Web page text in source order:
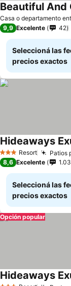
Casa o departamento
Beautiful And
9,9 Excelente 42
Seleccioná las
precios exactos
3 EstrellasResort Patios
Hideaways
8,6 Excelente
Seleccioná las
precios exactos
Opción popular
Hideaways